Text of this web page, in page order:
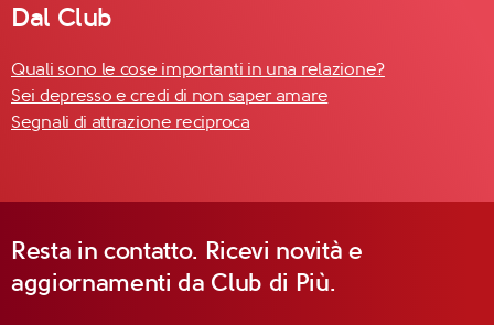
Dal Club
Quali sono le cose importanti in una relazione?
Sei depresso e credi di non saper amare
Segnali di attrazione reciproca
Resta in contatto. Ricevi novità e
aggiornamenti da Club di Più.